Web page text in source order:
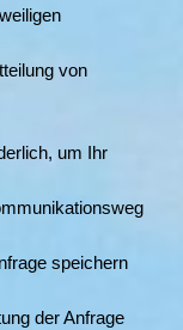
von
um Ihr
speichern
der Anfrage